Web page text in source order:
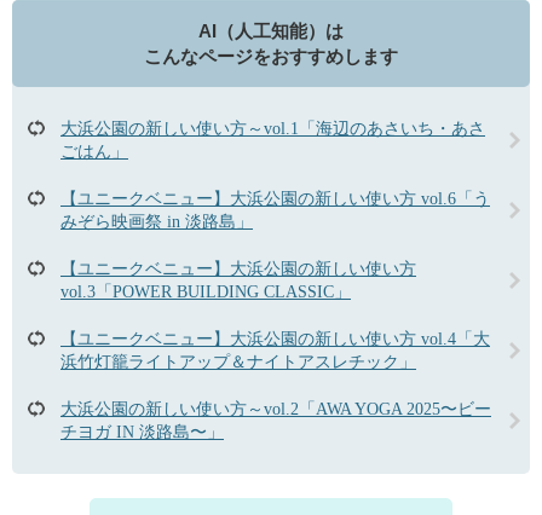
AI（人工知能）は
こんなページをおすすめします
大浜公園の新しい使い方～vol.1「海辺のあさいち・あさ
ごはん」
【ユニークベニュー】大浜公園の新しい使い方 vol.6「う
みぞら映画祭 in 淡路島」
【ユニークベニュー】大浜公園の新しい使い方
vol.3「POWER BUILDING CLASSIC」
【ユニークベニュー】大浜公園の新しい使い方 vol.4「大
浜竹灯籠ライトアップ＆ナイトアスレチック」
大浜公園の新しい使い方～vol.2「AWA YOGA 2025〜ビー
チヨガ IN 淡路島〜」